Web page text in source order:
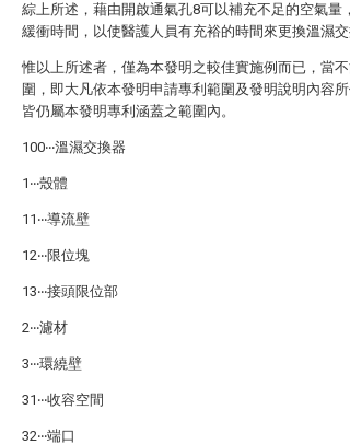
綜上所述，藉由開啟通氣孔8可以補充不足的空氣量
緩衝時間，以使醫護人員有充裕的時間來更換溫濕交
惟以上所述者，僅為本發明之較佳實施例而已，當
圍，即大凡依本發明申請專利範圍及發明說明內容
皆仍屬本發明專利涵蓋之範圍內。
100‧‧‧溫濕交換器
1‧‧‧殼體
11‧‧‧導流壁
12‧‧‧限位塊
13‧‧‧接頭限位部
2‧‧‧濾材
3‧‧‧環繞壁
31‧‧‧收容空間
32‧‧‧端口